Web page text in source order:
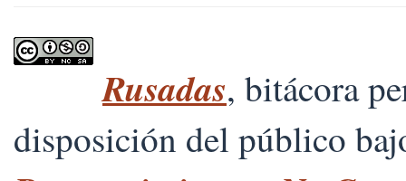
Rusadas, bitácora
disposición del público